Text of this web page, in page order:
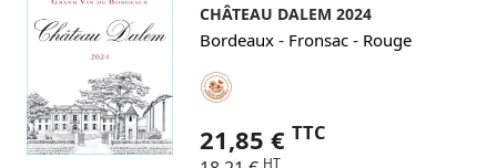
CHÂTEAU DALEM 2024
Bordeaux - Fronsac - Rouge
21,85 € TTC
HT